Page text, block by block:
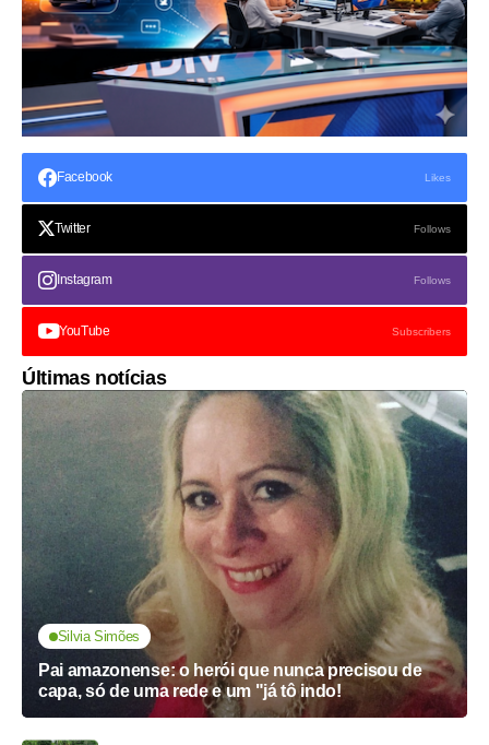
Facebook Likes
Twitter Follows
Instagram Follows
YouTube Subscribers
Últimas notícias
Silvia Simões
Pai amazonense: o herói que nunca precisou de
capa, só de uma rede e um "já tô indo!